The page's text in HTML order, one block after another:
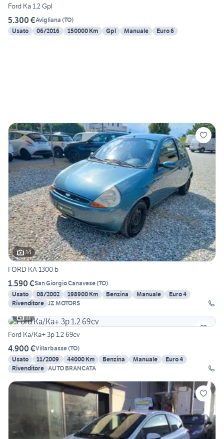
Ford Ka 1.2 Gpl
5.300 €Avigliana (TO)
Usato
06/2016 150000 Km Gpl Manuale Euro 6
14
FORD KA 1300 b
1.590 €San Giorgio Canavese(TO)
Usato
08/2002 198900 Km Benzina Manuale
Euro 4
Rivenditore JZ MOTORS
11
Ford Ka/Ka+ 3p 1.2 69cv
4.900 €Villarbasse(TO)
Usato
11/2009 44000 Km Benzina Manuale
Euro 4
Rivenditore AUTO BRANCATA